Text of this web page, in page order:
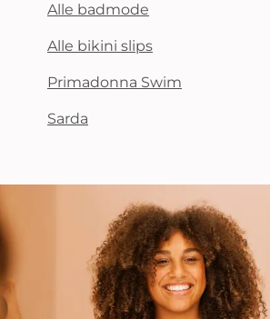
Alle badmode
Alle bikini slips
Primadonna Swim
Sarda